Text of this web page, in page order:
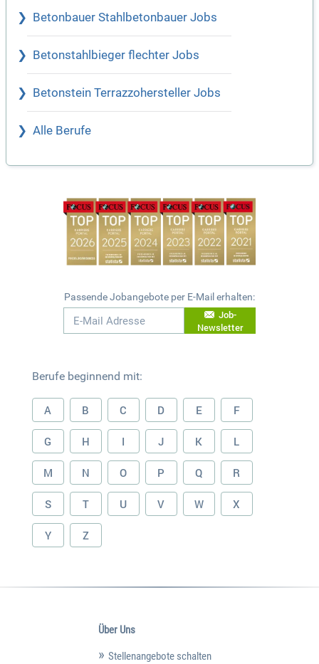
Betonbauer Stahlbetonbauer Jobs
Betonstahlbieger flechter Jobs
Betonstein Terrazzohersteller Jobs
Alle Berufe
Passende Jobangebote per E-Mail erhalten:
Job-
Newsletter
Berufe beginnend mit:
A B C D E F
G H I J K L
M N O P Q R
S T U V W X
Y Z
Über Uns
Stellenangebote schalten